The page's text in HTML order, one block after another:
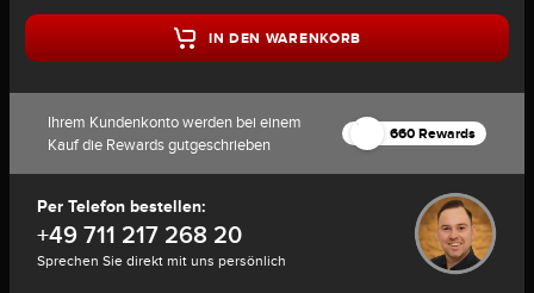
IN DEN WARENKORB
Ihrem Kundenkonto werden bei einem
Kauf die Rewards gutgeschrieben
660 Rewards
Per Telefon bestellen:
+49 711 217 268 20
Sprechen Sie direkt mit uns persönlich